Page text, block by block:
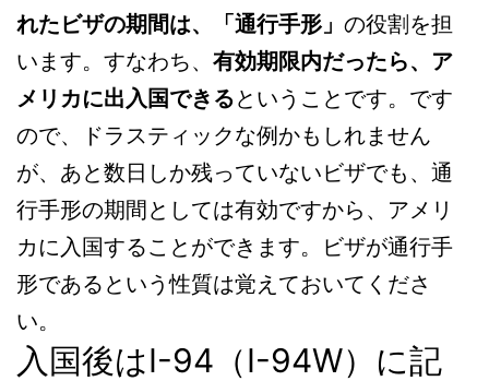
れたビザの期間は、「通行手形」 の役割を担
います。すなわち、 有効期限内だったら、ア
メリカに出入国できるということです。です
ので、ドラスティックな例かもしれません
が、あと数日しか残っていないビザでも、通
行手形の期間としては有効ですから、アメリ
カに入国することができます。ビザが通行手
形であるという性質は覚えておいてくださ
い。
入国後はI-94（I-94W）に記